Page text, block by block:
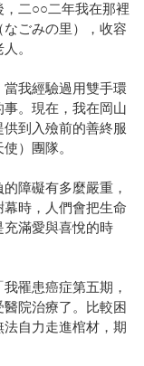
二○○二年我在那裡
ごみの里），收容
。
我經驗過用雙手環
。現在，我在岡山
到入殮前的善終服
使）團隊。
障礙有多麼嚴重，
時，人們會把生命
滿愛與喜悅的時
罹患癌症第五期，
院治療了。比較困
自力走進棺材，期